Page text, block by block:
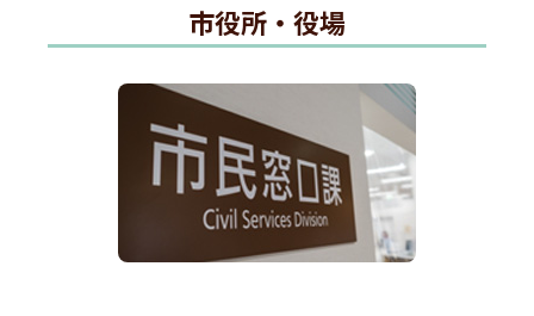
市役所・役場